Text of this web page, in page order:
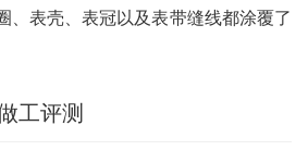
、表壳、表冠以及表带缝线都涂覆了
工评测